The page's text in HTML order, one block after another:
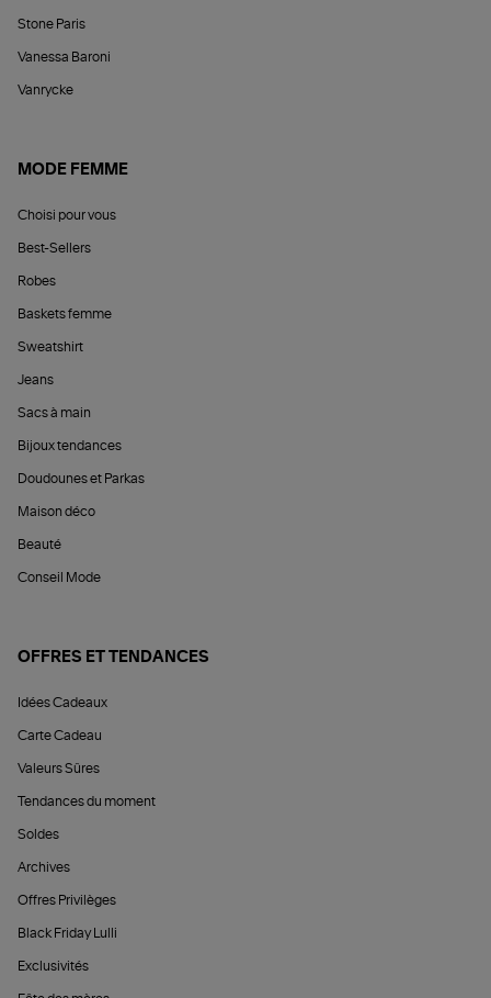
Stone Paris
Vanessa Baroni
Vanrycke
MODE FEMME
Choisi pour vous
Best-Sellers
Robes
Baskets femme
Sweatshirt
Jeans
Sacs à main
Bijoux tendances
Doudounes et Parkas
Maison déco
Beauté
Conseil Mode
OFFRES ET TENDANCES
Idées Cadeaux
Carte Cadeau
Valeurs Sûres
Tendances du moment
Soldes
Archives
Offres Privilèges
Black Friday Lulli
Exclusivités